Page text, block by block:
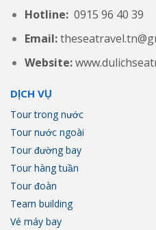
Hotline:0915 96 40 39
Email:
Website:
DỊCH VỤ
Tour trong nước
Tour nước ngoài
Tour đường bay
Tour hàng tuần
Tour đoàn
Team building
Vé máy bay